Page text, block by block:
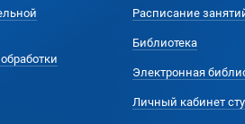
Расписание
Библиотека
Электронная
Личный кабинет